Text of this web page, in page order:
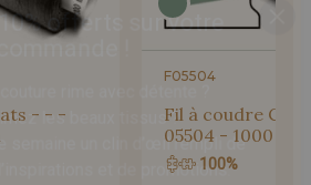
- - -
F05504
Fil à coudre
05504 - 1000 m
100%
10% offerts sur votre
rime avec détente ?
les beaux tissus ?
semaine un clin d’œil rempli de